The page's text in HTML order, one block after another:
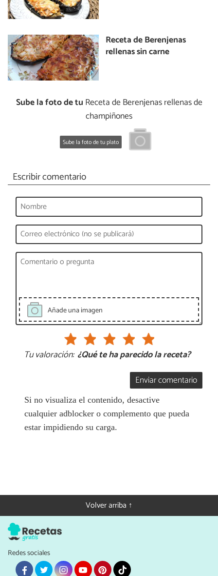
Receta de Berenjenas
rellenas sin carne
Sube la foto de tu Receta de Berenjenas rellenas de
champiñones
Sube la foto de tu plato
Escribir comentario
Añade una imagen
Tu valoración: ¿Qué te ha parecido la receta?
Enviar comentario
Si no visualiza el contenido, desactive
cualquier adblocker o complemento que pueda
estar impidiendo su carga.
Volver arriba ↑
Redes sociales